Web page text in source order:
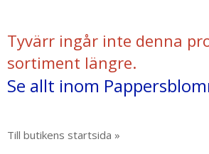
Tyvärr ingår inte denna
sortiment längre.
Se allt inom
Till butikens startsida »